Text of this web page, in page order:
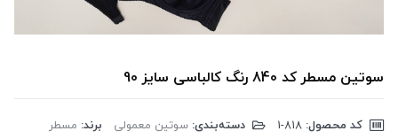
سوتین مسطر کد 840 رنگ کالباسی سایز 90
کد محصول: دسته‌بندی: سوتین معمولی برند: مسطر